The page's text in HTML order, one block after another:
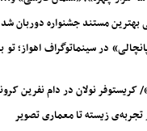
بهترین مستند جشنواره دوربان شد
در سینماتوگراف اهواز؛
کریستوفر نولان در دام نفرین
تجربه‌ی زیسته تا معماری تصویر